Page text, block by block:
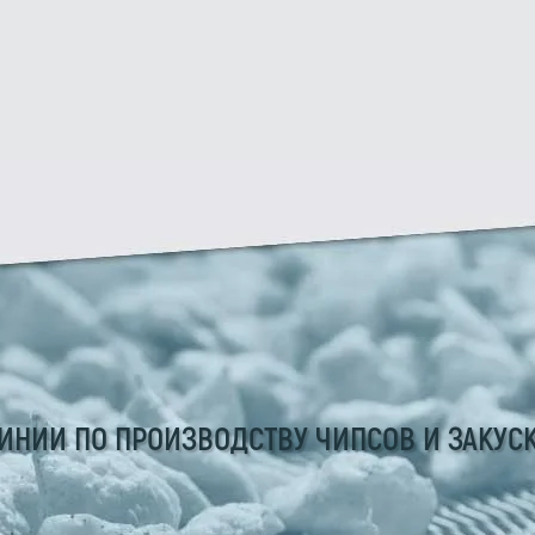
ПО ПРОИЗВОДСТВУ ЧИПСОВ И